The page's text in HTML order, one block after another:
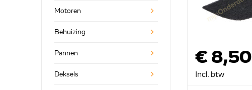
Motoren
Behuizing
Pannen
Deksels
€ 8,50
Incl. btw